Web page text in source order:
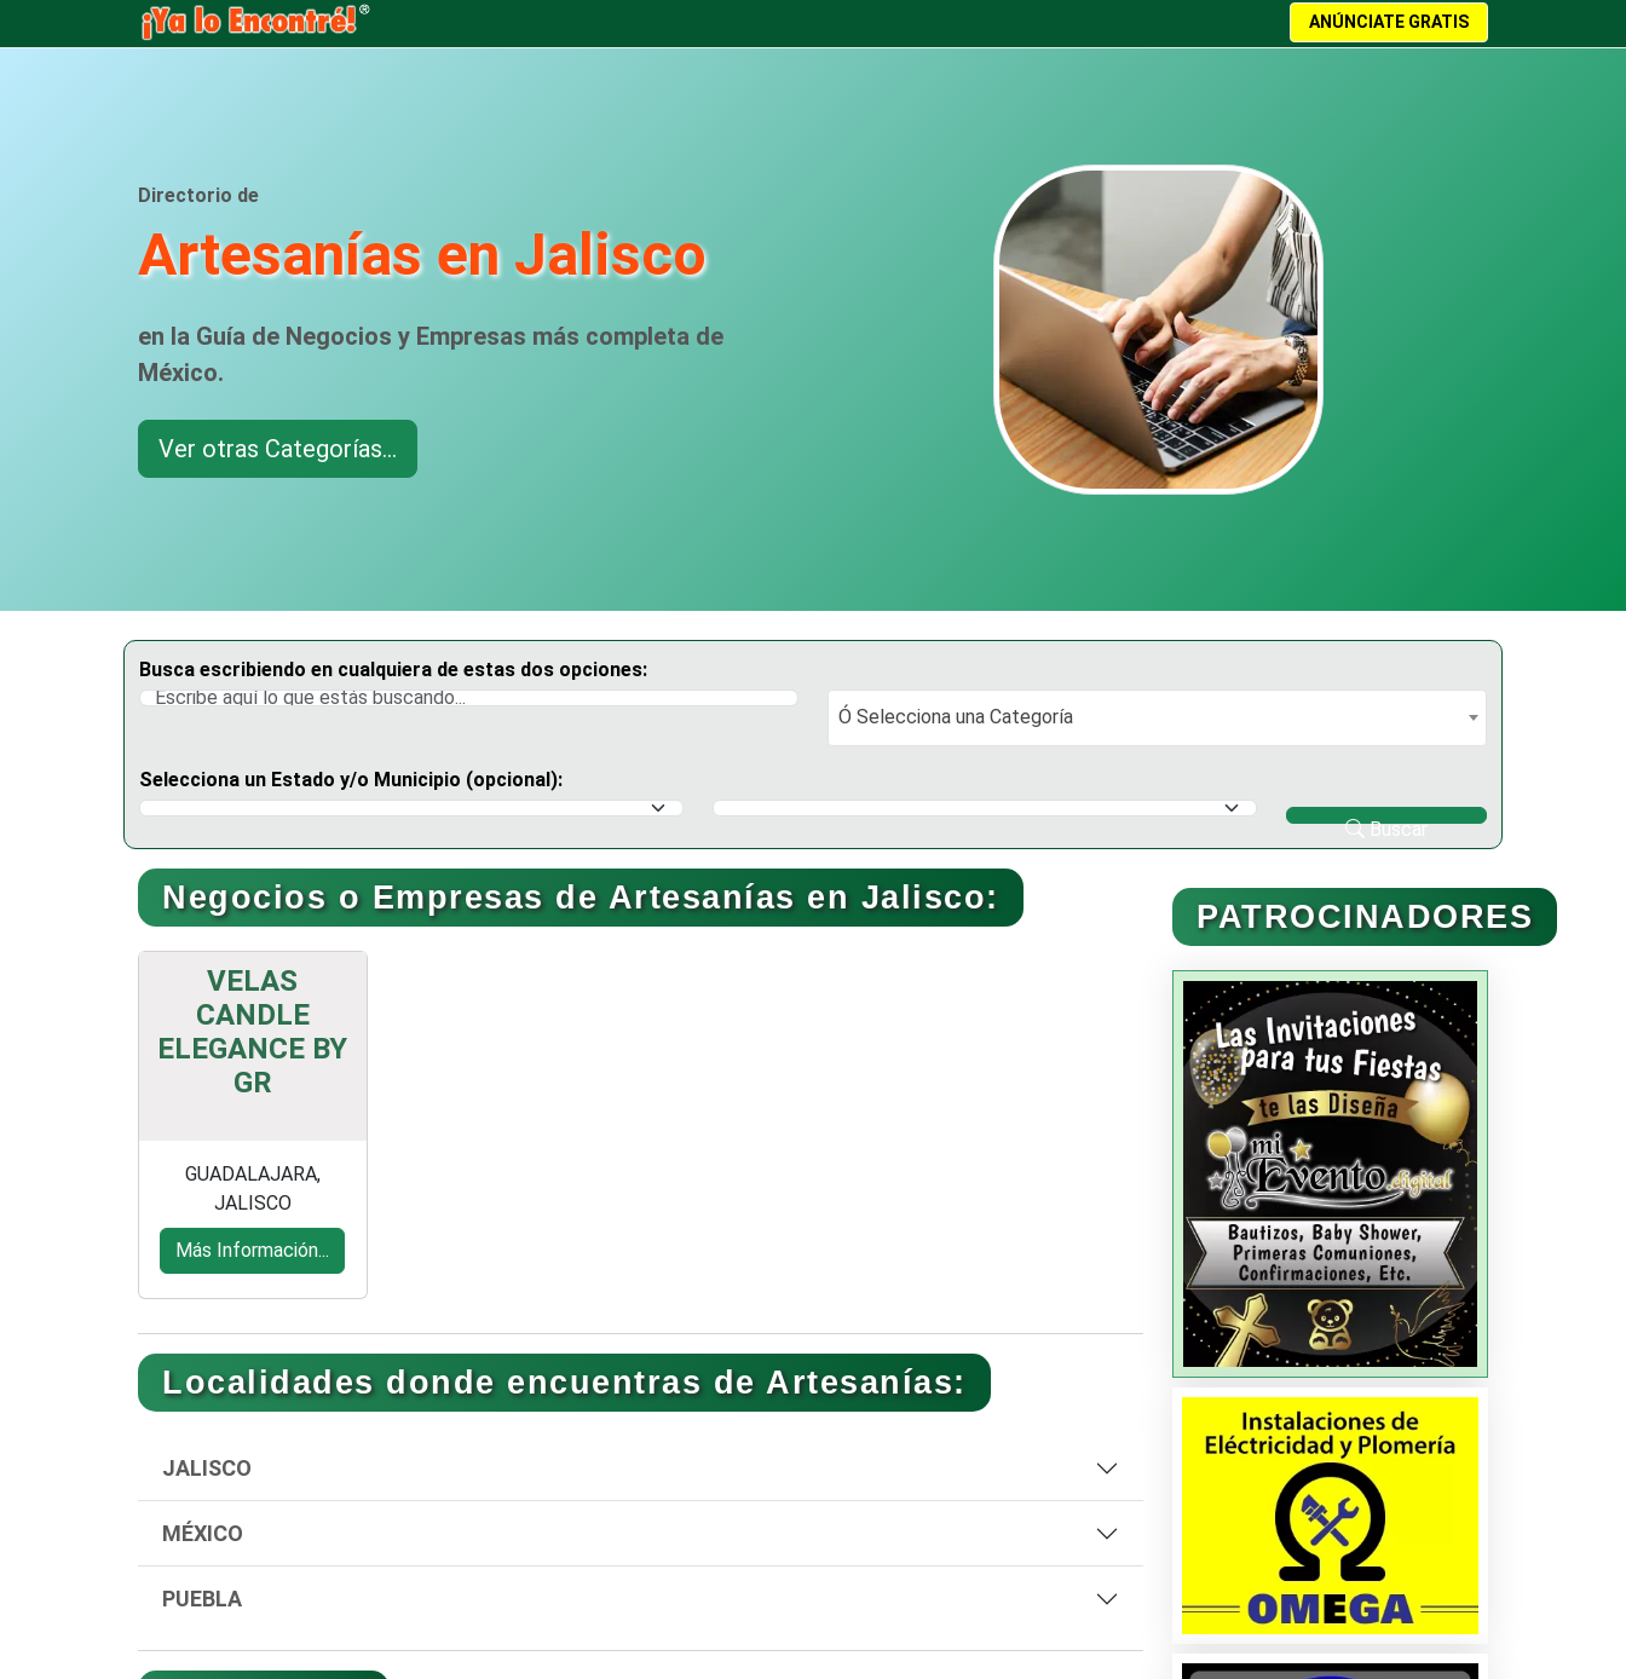
ANÚNCIATE GRATIS
Directorio de
Artesanías en Jalisco
en la Guía de Negocios y Empresas más completa de
México.
Ver otras Categorías...
Busca escribiendo en cualquiera de estas dos opciones:
Ó Selecciona una Categoría
Ó Selecciona una Categoría
Selecciona un Estado y/o Municipio (opcional):
Selecciona un Estado
Selecciona un Municipio
Buscar
Negocios o Empresas de Artesanías en Jalisco:
VELAS
CANDLE
ELEGANCE BY
GR
GUADALAJARA,
JALISCO
Más Información...
Localidades donde encuentras de Artesanías:
JALISCO
MÉXICO
PUEBLA
PATROCINADORES